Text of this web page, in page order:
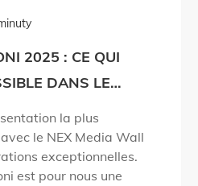
2025 : CE QUI
DANS LE
RÉALITÉ !
la plus
le NEX Media Wall
exceptionnelles.
est pour nous une